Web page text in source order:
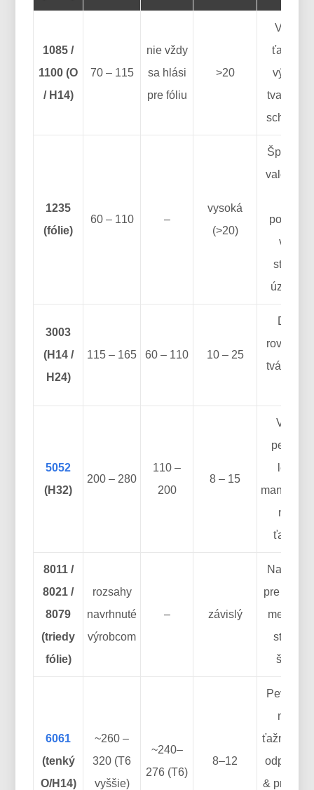
1085 /
1100 (O
/ H14)
70 – 115
nie vždy
sa hlási
pre fóliu
>20
Vysoká
ťažnosť;
výborná
1235
(fólie)
60 – 110 –
vysoká
(>20)
veľmi
stabilný
úzky
3003
(H14 /
H24)
115 – 165 60 – 110 10 – 25
Dobrá
tvárnosti
5052
(H32)
200 – 280
110 –
200
8 – 15
Vyššia
pevnosť;
lepšia
nižšia
ťažnosť
8011 /
8021 /
8079
(triedy
fólie)
rozsahy
navrhnuté
výrobcom
– závislý
pre
meradla
stabilitu
štrbiny
6061
(tenký
O/H14)
~260 –
320 (T6
vyššie)
~240–
276 (T6)
8–12
Pevná,
menej
ťažná;
&